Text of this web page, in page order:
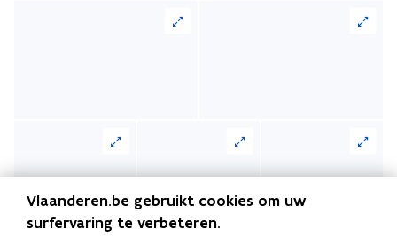
Vlaanderen.be gebruikt cookies om uw
surfervaring te verbeteren.